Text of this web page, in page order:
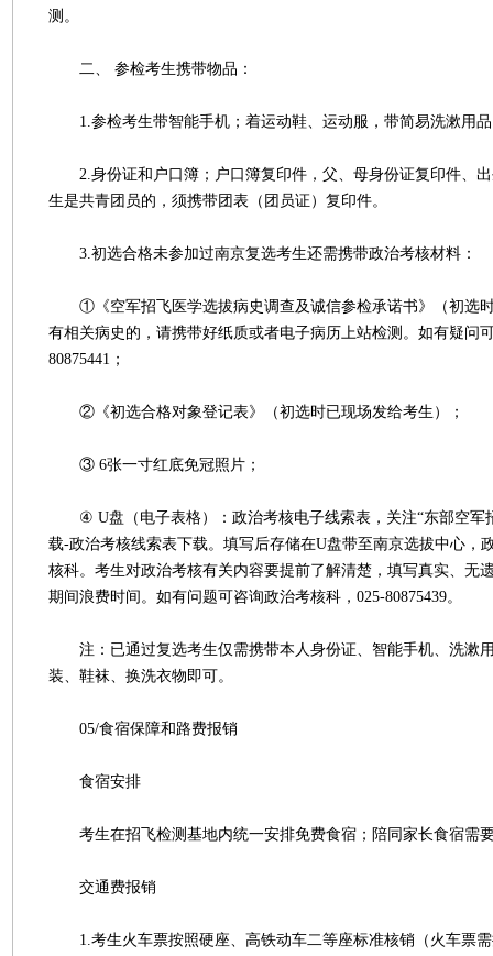
测。
二、 参检考生携带物品：
1.参检考生带智能手机；着运动鞋、运动服，带简易洗漱用品
2.身份证和户口簿；户口簿复印件，父、母身份证复印件、出
生是共青团员的，须携带团表（团员证）复印件。
3.初选合格未参加过南京复选考生还需携带政治考核材料：
①《空军招飞医学选拔病史调查及诚信参检承诺书》（初选
有相关病史的，请携带好纸质或者电子病历上站检测。如有疑问
80875441；
②《初选合格对象登记表》（初选时已现场发给考生）；
③ 6张一寸红底免冠照片；
④ U盘（电子表格）：政治考核电子线索表，关注“东部空军
载-政治考核线索表下载。填写后存储在U盘带至南京选拔中心，
核科。考生对政治考核有关内容要提前了解清楚，填写真实、无
期间浪费时间。如有问题可咨询政治考核科，025-80875439。
注：已通过复选考生仅需携带本人身份证、智能手机、洗漱
装、鞋袜、换洗衣物即可。
05/食宿保障和路费报销
食宿安排
考生在招飞检测基地内统一安排免费食宿；陪同家长食宿需
交通费报销
1.考生火车票按照硬座、高铁动车二等座标准核销（火车票需